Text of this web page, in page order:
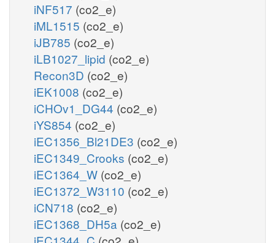
iNF517 (co2_e)
iML1515 (co2_e)
iJB785 (co2_e)
iLB1027_lipid (co2_e)
Recon3D (co2_e)
iEK1008 (co2_e)
iCHOv1_DG44 (co2_e)
iYS854 (co2_e)
iEC1356_Bl21DE3 (co2_e)
iEC1349_Crooks (co2_e)
iEC1364_W (co2_e)
iEC1372_W3110 (co2_e)
iCN718 (co2_e)
iEC1368_DH5a (co2_e)